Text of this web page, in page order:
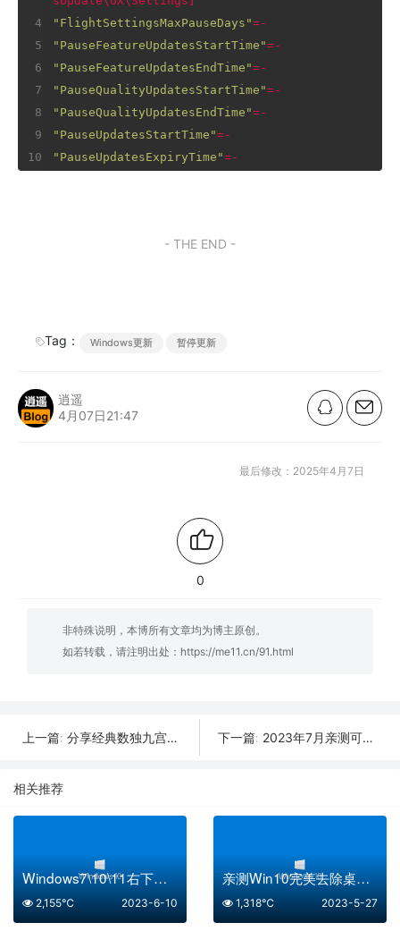
"FlightSettingsMaxPauseDays"
"PauseFeatureUpdatesStartTime"
"PauseFeatureUpdatesEndTime"
"PauseQualityUpdatesStartTime"
"PauseQualityUpdatesEndTime"
"PauseUpdatesStartTime"
"PauseUpdatesExpiryTime"=-
- THE END -
Tag： Windows更新 暂停更新
逍遥
4月07日21:47
最后修改：2025年4月7日
0
非特殊说明，本博所有文章均为博主原创。
如若转载，请注明出处： https://me11.cn/91.html
上一篇: 分享经典数独九宫格100题 下一篇: 2023年7月亲测可用移动光猫获取超级密码教程
相关推荐
Windows7\10\11右下角时间显示秒设置方法
2023-6-10
2,155℃
亲测Win10完美去除桌面快捷方式小箭头方法
2023-5-27
1,318℃